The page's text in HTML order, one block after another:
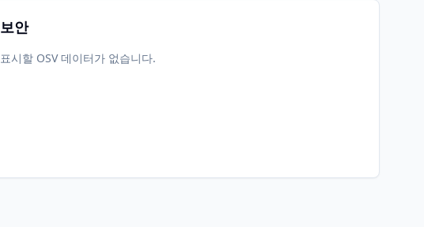
보안
표시할 OSV 데이터가 없습니다.